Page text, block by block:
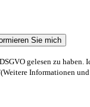
gelesen zu haben.
Informationen